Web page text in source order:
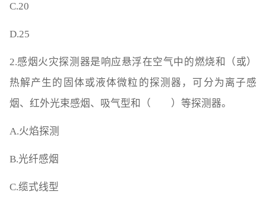
C.20
D.25
2.感烟火灾探测器是响应悬浮在空气中的燃烧和（或）
热解产生的固体或液体微粒的探测器，可分为离子感
烟、红外光束感烟、吸气型和（ ）等探测器。
A.火焰探测
B.光纤感烟
C.缆式线型